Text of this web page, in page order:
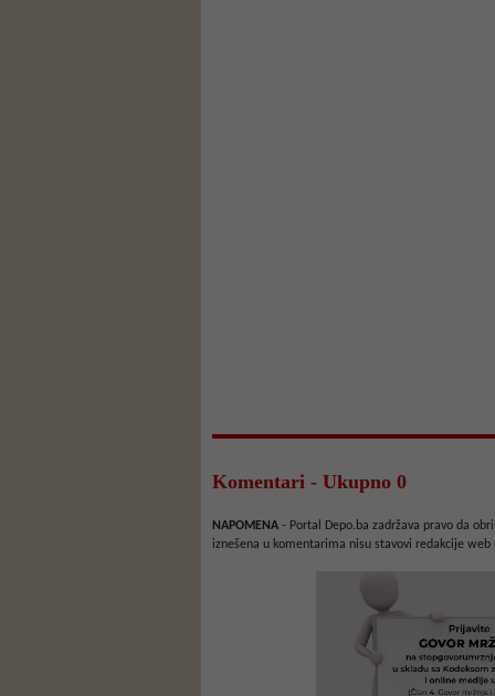
Komentari - Ukupno 0
NAPOMENA - Portal Depo.ba zadržava pravo da
iznešena u komentarima nisu stavovi redakcije web